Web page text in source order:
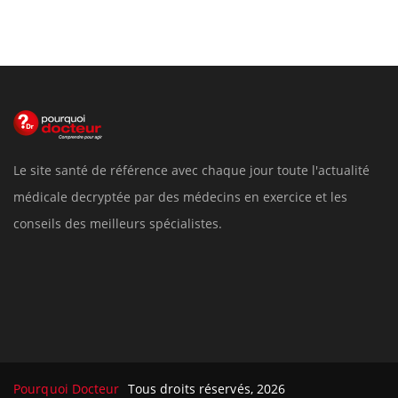
Le site santé de référence avec chaque jour toute l'actualité
médicale decryptée par des médecins en exercice et les
conseils des meilleurs spécialistes.
Pourquoi Docteur Tous droits réservés, 2026